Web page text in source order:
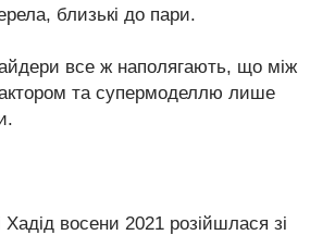
близькі до пари.
все ж наполягають, що між
актором та супермоделлю лише
Хадід восени 2021 розійшлася зі